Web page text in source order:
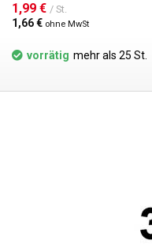
Kolben sowohl für manuelle
verwendet werden. Ist der
meisten industriell
1,99 € / St.
1,66 € ohne MwSt
vorrätig mehr als 25 St.